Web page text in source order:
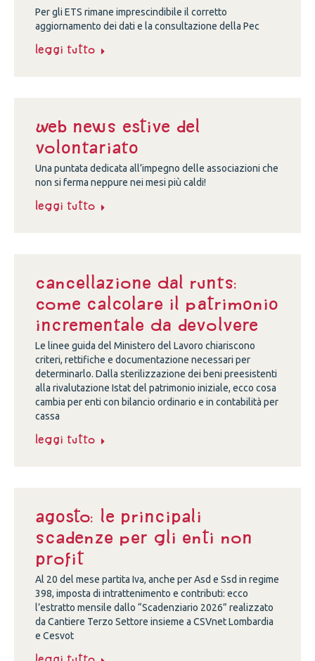
Per gli ETS rimane imprescindibile il corretto
aggiornamento dei dati e la consultazione della Pec
Leggi tutto
Web news estive del
volontariato
Una puntata dedicata all’impegno delle associazioni che
non si ferma neppure nei mesi più caldi!
Leggi tutto
Cancellazione dal Runts:
come calcolare il patrimonio
incrementale da devolvere
Le linee guida del Ministero del Lavoro chiariscono
criteri, rettifiche e documentazione necessari per
determinarlo. Dalla sterilizzazione dei beni preesistenti
alla rivalutazione Istat del patrimonio iniziale, ecco cosa
cambia per enti con bilancio ordinario e in contabilità per
cassa
Leggi tutto
Agosto: le principali
scadenze per gli enti non
profit
Al 20 del mese partita Iva, anche per Asd e Ssd in regime
398, imposta di intrattenimento e contributi: ecco
l’estratto mensile dallo “Scadenziario 2026” realizzato
da Cantiere Terzo Settore insieme a CSVnet Lombardia
e Cesvot